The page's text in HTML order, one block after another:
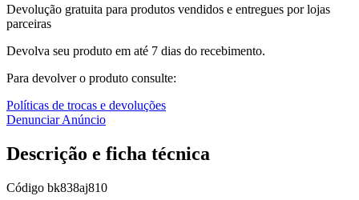
Devolução gratuita para produtos vendidos e entregues por lojas
parceiras
Devolva seu produto em até 7 dias do recebimento.
Para devolver o produto consulte:
Políticas de trocas e devoluções
Denunciar Anúncio
Descrição e ficha técnica
Código bk838aj810